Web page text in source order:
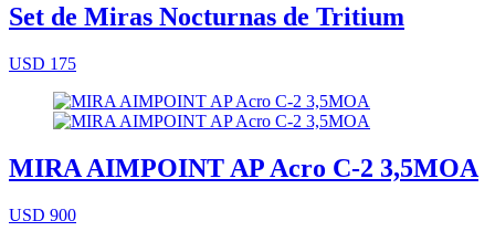
Set de Miras Nocturnas de Tritium
USD 175
MIRA AIMPOINT AP Acro C-2 3,5MOA
USD 900